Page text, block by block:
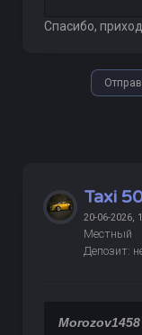
Спасибо,
Taxi
20-06-2026,
Местный
Депозит: